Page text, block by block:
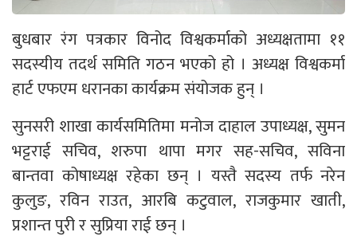
बुधबार रंग पत्रकार विनोद विश्वकर्माको अध्यक्षतामा ११
सदस्यीय तदर्थ समिति गठन भएको हो । अध्यक्ष विश्वकर्मा
हार्ट एफएम धरानका कार्यक्रम संयोजक हुन् ।
सुनसरी शाखा कार्यसमितिमा मनोज दाहाल उपाध्यक्ष, सुमन
भट्टराई सचिव, शरुपा थापा मगर सह-सचिव, सविना
बान्तवा कोषाध्यक्ष रहेका छन् । यस्तै सदस्य तर्फ नरेन
कुलुङ, रविन राउत, आरबि कटुवाल, राजकुमार खाती,
प्रशान्त पुरी र सुप्रिया राई छन् ।